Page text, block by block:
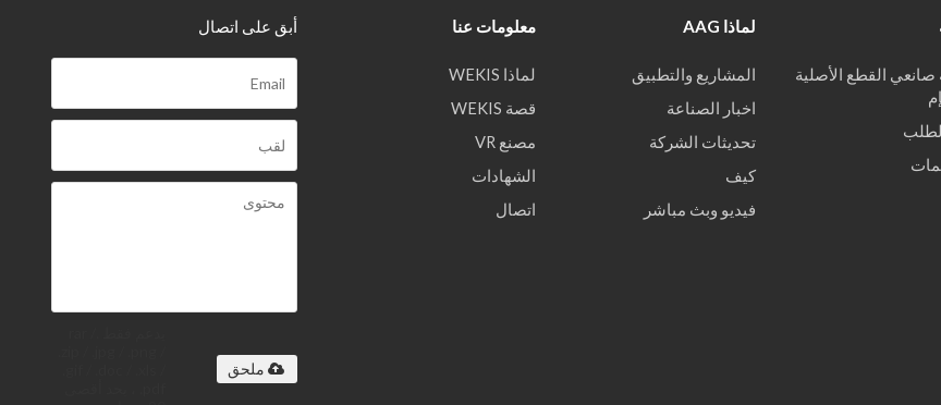
القطع الأصلية
لماذا AAG
المشاريع والتطبيق
اخبار الصناعة
تحديثات الشركة
كيف
فيديو وبث مباشر
معلومات عنا
لماذا WEKIS
قصة WEKIS
مصنع VR
الشهادات
اتصال
أبق على اتصال
ملحق